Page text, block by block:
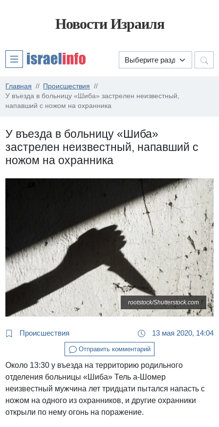
Новости Израиля
Главная
Происшествия
У въезда в больницу «Шиба» застрелен неизвестный,
напавший с ножом на охранника
У въезда в больницу «Шиба»
застрелен неизвестный, напавший с
ножом на охранника
rootstock/Shutterstock.com
Происшествия 13 мая 2020, 14:04
Отправить комментарий
Около 13:30 у въезда на территорию родильного
отделения больницы «Шиба» Тель а-Шомер
неизвестный мужчина лет тридцати пытался напасть с
ножом на одного из охранников, и другие охранники
открыли по нему огонь на поражение.